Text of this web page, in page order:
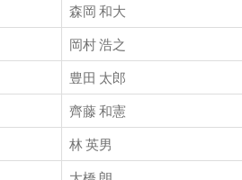
森岡 和大
岡村 浩之
豊田 太郎
齊藤 和憲
林 英男